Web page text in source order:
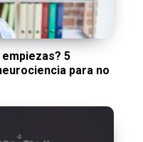
5
para no